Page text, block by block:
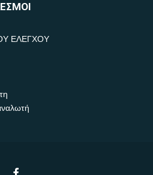
ΕΛΕΓΧΟΥ